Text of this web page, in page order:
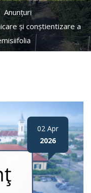
Anunţuri
şi conştientizare a
02 Apr
2026